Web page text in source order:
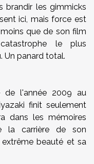
brandir les gimmicks
ici, mais force est
que de son film
le plus
Un panard total.
de l'année 2009 au
finit seulement
dans les mémoires
la carrière de son
extrême beauté et sa